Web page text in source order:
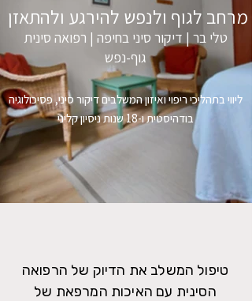
מרחב לגוף ולנפש להירגע ולהתאזן
טלי בר | דיקור סיני בחיפה | רפואה סינית
גוף-נפש
ליווי בתהליכי ריפוי ואיזון המשלבים דיקור סיני, פסיכולוגיה
בודהיסטית ו-18 שנות ניסיון קליני
טיפול המשלב את הדיוק של הרפואה
הסינית עם האיכות המרפאת של